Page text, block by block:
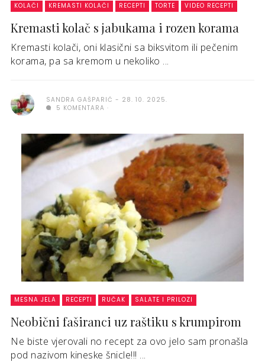
KOLAČI KREMASTI KOLAČI RECEPTI TORTE VIDEO RECEPTI
Kremasti kolač s jabukama i rozen korama
Kremasti kolači, oni klasični sa biksvitom ili pečenim
korama, pa sa kremom u nekoliko ...
SANDRA GAŠPARIĆ
28. 10. 2025.
5 KOMENTARA
MESNA JELA RECEPTI RUČAK SALATE I PRILOZI
Neobični faširanci uz raštiku s krumpirom
Ne biste vjerovali no recept za ovo jelo sam pronašla
pod nazivom kineske šnicle!!! ...